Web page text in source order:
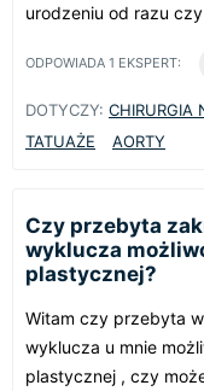
urodzeniu od razu
ODPOWIADA 1 EKSPERT:
DOTYCZY: CHIRURGIA
TATUAŻE
AORTY
Czy przebyta
wyklucza
plastycznej?
Witam czy przebyta
wyklucza u mnie
plastycznej , czy